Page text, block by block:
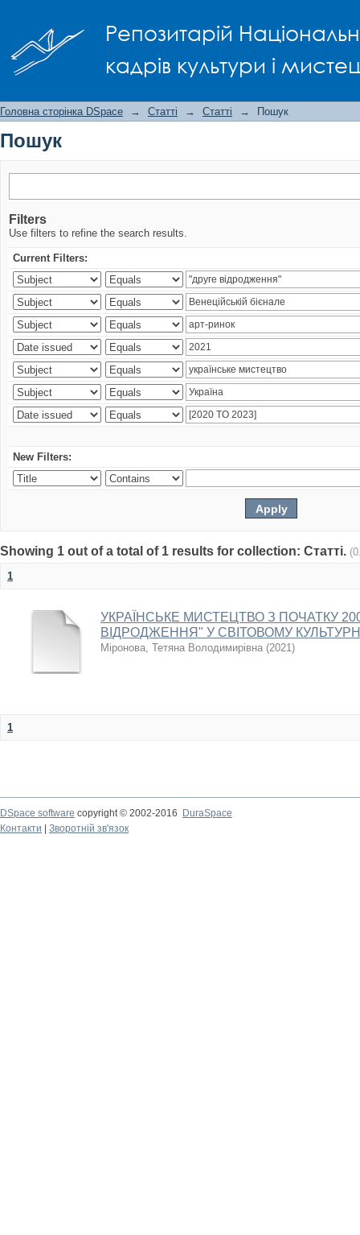
Репозитарій
кадрів культури і
Головна сторінка DSpace → Статті → Статті → Пошук
Пошук
Filters
Use filters to refine the search results.
Current Filters:
New Filters:
Showing 1 out of a total of 1 results for collection: Статті.
1
УКРАЇНСЬКЕ МИСТЕЦТВО З ПОЧАТКУ
ВІДРОДЖЕННЯ" У СВІТОВОМУ
Міронова, Тетяна Володимирівна (2021)
1
DSpace software copyright © 2002-2016
DuraSpace
Контакти
Зворотній зв'язок